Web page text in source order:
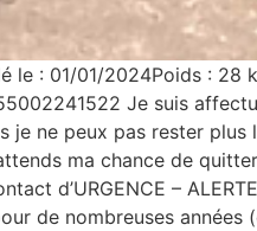
le : 01/01/2024Poids : 28
Je suis
je ne peux pas rester plus
ma chance de
d’URGENCE –
de nombreuses années